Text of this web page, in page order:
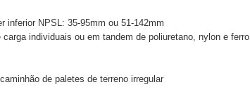
inferior NPSL: 35-95mm ou 51-142mm
individuais ou em tandem de poliuretano, nylon e ferro
de paletes de terreno irregular